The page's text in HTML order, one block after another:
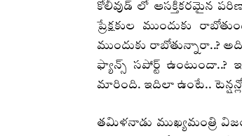
కోలీవుడ్ లో ఆసక్తికరమైన
ప్రేక్షకుల ముందుకు
ముందుకు రాబోతున్నారా..?
ఫ్యాన్స్ సపోర్ట్
మారింది. ఇదిలా ఉంటే..
తమిళనాడు ముఖ్యమంత్రి